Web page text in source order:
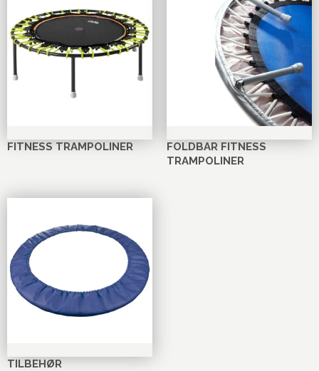
FITNESS TRAMPOLINER
FOLDBAR FITNESS
TRAMPOLINER
TILBEHØR